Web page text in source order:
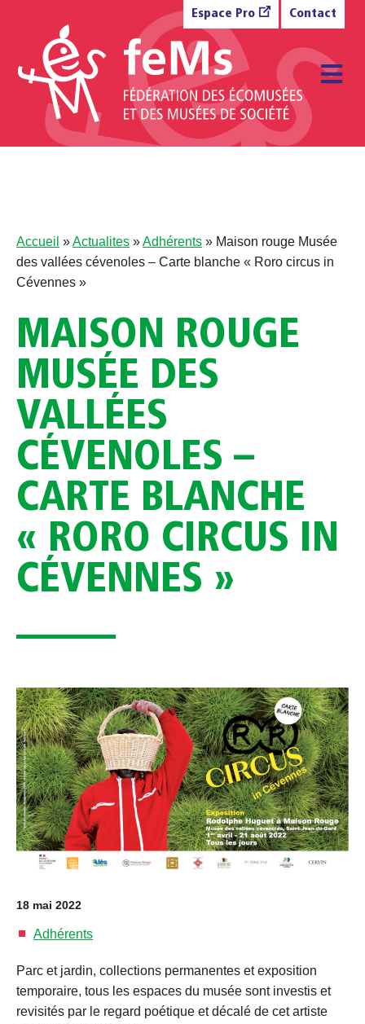
Espace Pro Contact
Accueil »Actualites »Adhérents » Maison rouge Musée
des vallées cévenoles – Carte blanche « Roro circus in
Cévennes »
MAISON ROUGE
MUSÉE DES
VALLÉES
CÉVENOLES –
CARTE BLANCHE
« RORO CIRCUS IN
CÉVENNES »
18 mai 2022
Adhérents
Parc et jardin, collections permanentes et exposition
temporaire, tous les espaces du musée sont investis et
revisités par le regard poétique et décalé de cet artiste